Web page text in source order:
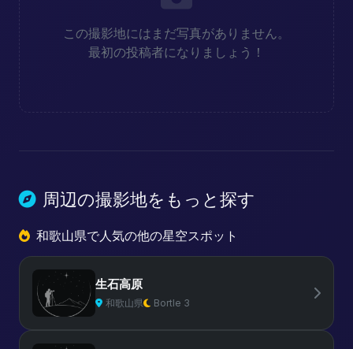
この撮影地にはまだ写真がありません。
最初の投稿者になりましょう！
周辺の撮影地をもっと探す
和歌山県で人気の他の星空スポット
生石高原
和歌山県 Bortle 3